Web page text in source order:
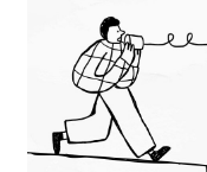
採用情報
会社情報
お問い合わせ